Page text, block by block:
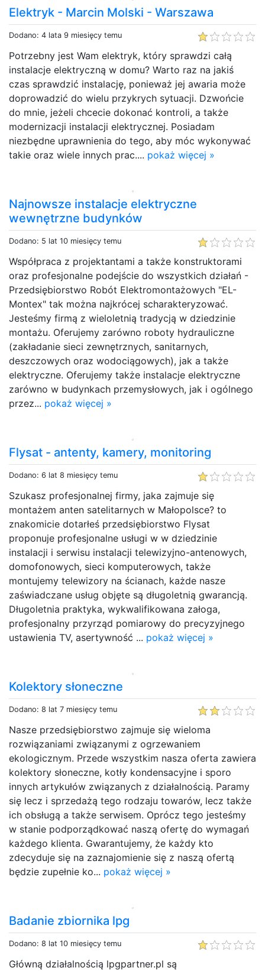
Elektryk - Marcin Molski - Warszawa
Dodano: 4 lata 9 miesięcy temu
Potrzebny jest Wam elektryk, który sprawdzi całą
instalacje elektryczną w domu? Warto raz na jakiś
czas sprawdzić instalację, ponieważ jej awaria może
doprowadzić do wielu przykrych sytuacji. Dzwońcie
do mnie, jeżeli chcecie dokonać kontroli, a także
modernizacji instalacji elektrycznej. Posiadam
niezbędne uprawnienia do tego, aby móc wykonywać
takie oraz wiele innych prac.... pokaż więcej »
Najnowsze instalacje elektryczne
wewnętrzne budynków
Dodano: 5 lat 10 miesięcy temu
Współpraca z projektantami a także konstruktorami
oraz profesjonalne podejście do wszystkich działań -
Przedsiębiorstwo Robót Elektromontażowych "EL-
Montex" tak można najkrócej scharakteryzować.
Jesteśmy firmą z wieloletnią tradycją w dziedzinie
montażu. Oferujemy zarówno roboty hydrauliczne
(zakładanie sieci zewnętrznych, sanitarnych,
deszczowych oraz wodociągowych), jak a także
elektryczne. Oferujemy także instalacje elektryczne
zarówno w budynkach przemysłowych, jak i ogólnego
przez... pokaż więcej »
Flysat - antenty, kamery, monitoring
Dodano: 6 lat 8 miesięcy temu
Szukasz profesjonalnej firmy, jaka zajmuje się
montażem anten satelitarnych w Małopolsce? to
znakomicie dotarłeś przedsiębiorstwo Flysat
proponuje profesjonalne usługi w w dziedzinie
instalacji i serwisu instalacji telewizyjno-antenowych,
domofonowych, sieci komputerowych, także
montujemy telewizory na ścianach, każde nasze
zaświadczane usług objęte są długoletnią gwarancją.
Długoletnia praktyka, wykwalifikowana załoga,
profesjonalny przyrząd pomiarowy do precyzyjnego
ustawienia TV, asertywność ... pokaż więcej »
Kolektory słoneczne
Dodano: 8 lat 7 miesięcy temu
Nasze przedsiębiorstwo zajmuje się wieloma
rozwiązaniami związanymi z ogrzewaniem
ekologicznym. Przede wszystkim nasza oferta zawiera
kolektory słoneczne, kotły kondensacyjne i sporo
innych artykułów związanych z działalnością. Paramy
się lecz i sprzedażą tego rodzaju towarów, lecz także
ich obsługą a także serwisem. Oprócz tego jesteśmy
w stanie podporządkować naszą ofertę do wymagań
każdego klienta. Gwarantujemy, że każdy kto
zdecyduje się na zaznajomienie się z naszą ofertą
będzie zupełnie ko... pokaż więcej »
Badanie zbiornika lpg
Dodano: 8 lat 10 miesięcy temu
Główną działalnością lpgpartner.pl są